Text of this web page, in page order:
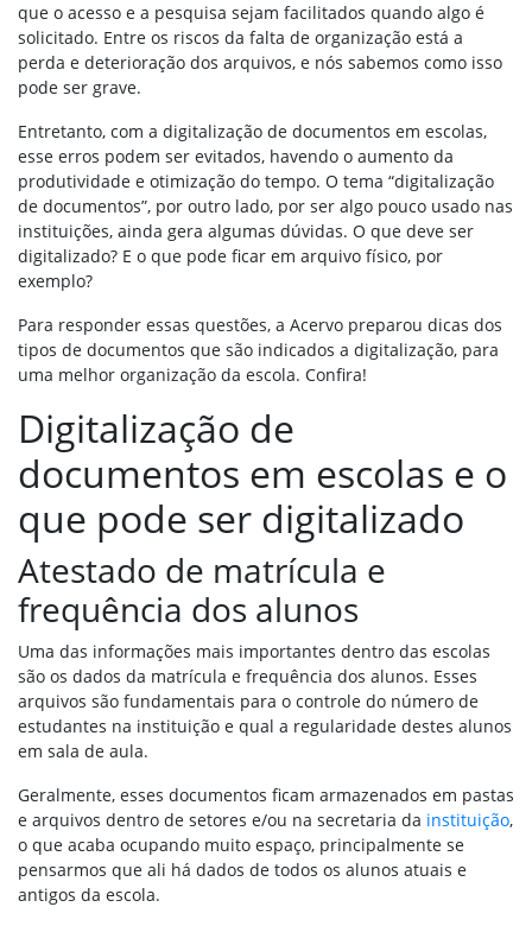
que o acesso e a pesquisa sejam facilitados quando algo é
solicitado. Entre os riscos da falta de organização está a
perda e deterioração dos arquivos, e nós sabemos como isso
pode ser grave.
Entretanto, com a digitalização de documentos em escolas,
esse erros podem ser evitados, havendo o aumento da
produtividade e otimização do tempo. O tema “digitalização
de documentos”, por outro lado, por ser algo pouco usado nas
instituições, ainda gera algumas dúvidas. O que deve ser
digitalizado? E o que pode ficar em arquivo físico, por
exemplo?
Para responder essas questões, a Acervo preparou dicas dos
tipos de documentos que são indicados a digitalização, para
uma melhor organização da escola. Confira!
Digitalização de
documentos em escolas e o
que pode ser digitalizado
Atestado de matrícula e
frequência dos alunos
Uma das informações mais importantes dentro das escolas
são os dados da matrícula e frequência dos alunos. Esses
arquivos são fundamentais para o controle do número de
estudantes na instituição e qual a regularidade destes alunos
em sala de aula.
Geralmente, esses documentos ficam armazenados em pastas
e arquivos dentro de setores e/ou na secretaria da instituição,
o que acaba ocupando muito espaço, principalmente se
pensarmos que ali há dados de todos os alunos atuais e
antigos da escola.